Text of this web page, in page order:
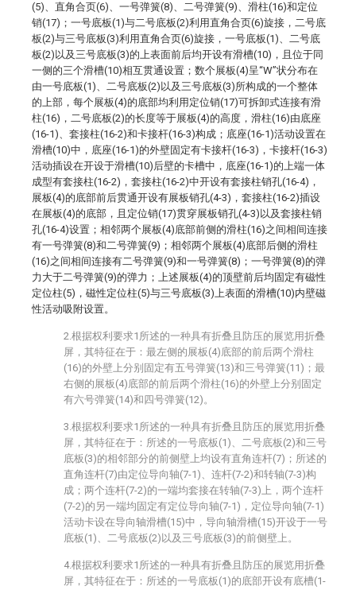
(5)、直角合页(6)、一号弹簧(8)、二号弹簧(9)、滑柱(16)和定位
销(17)；一号底板(1)与二号底板(2)利用直角合页(6)旋接，二号底
板(2)与三号底板(3)利用直角合页(6)旋接，一号底板(1)、二号底
板(2)以及三号底板(3)的上表面前后均开设有滑槽(10)，且位于同
一侧的三个滑槽(10)相互贯通设置；数个展板(4)呈“W”状分布在
由一号底板(1)、二号底板(2)以及三号底板(3)所构成的一个整体
的上部，每个展板(4)的底部均利用定位销(17)可拆卸式连接有滑
柱(16)，二号底板(2)的长度等于展板(4)的高度，滑柱(16)由底座
(16-1)、套接柱(16-2)和卡接杆(16-3)构成；底座(16-1)活动设置在
滑槽(10)中，底座(16-1)的外壁固定有卡接杆(16-3)，卡接杆(16-3)
活动插设在开设于滑槽(10)后壁的卡槽中，底座(16-1)的上端一体
成型有套接柱(16-2)，套接柱(16-2)中开设有套接柱销孔(16-4)，
展板(4)的底部前后贯通开设有展板销孔(4-3)，套接柱(16-2)插设
在展板(4)的底部，且定位销(17)贯穿展板销孔(4-3)以及套接柱销
孔(16-4)设置；相邻两个展板(4)底部前侧的滑柱(16)之间相间连接
有一号弹簧(8)和二号弹簧(9)；相邻两个展板(4)底部后侧的滑柱
(16)之间相间连接有二号弹簧(9)和一号弹簧(8)；一号弹簧(8)的弹
力大于二号弹簧(9)的弹力；上述展板(4)的顶壁前后均固定有磁性
定位柱(5)，磁性定位柱(5)与三号底板(3)上表面的滑槽(10)内壁磁
性活动吸附设置。
2.根据权利要求1所述的一种具有折叠且防压的展览用折叠
屏，其特征在于：最左侧的展板(4)底部的前后两个滑柱
(16)的外壁上分别固定有五号弹簧(13)和三号弹簧(11)；最
右侧的展板(4)底部的前后两个滑柱(16)的外壁上分别固定
有六号弹簧(14)和四号弹簧(12)。
3.根据权利要求1所述的一种具有折叠且防压的展览用折叠
屏，其特征在于：所述的一号底板(1)、二号底板(2)和三号
底板(3)的相邻部分的前侧壁上均设有直角连杆(7)；所述的
直角连杆(7)由定位导向轴(7-1)、连杆(7-2)和转轴(7-3)构
成；两个连杆(7-2)的一端均套接在转轴(7-3)上，两个连杆
(7-2)的另一端均固定有定位导向轴(7-1)，定位导向轴(7-1)
活动卡设在导向轴滑槽(15)中，导向轴滑槽(15)开设于一号
底板(1)、二号底板(2)以及三号底板(3)的前侧壁上。
4.根据权利要求1所述的一种具有折叠且防压的展览用折叠
屏，其特征在于：所述的一号底板(1)的底部开设有底槽(1-